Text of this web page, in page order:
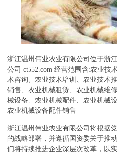
浙江温州伟业农业有限公司位于浙
公司 ct552.com 经营范围含:农业技
术咨询、农业技术培训、农业技术
销售、农业机械租赁、农业机械维
械设备、农业机械配件、农业机械
农业机械设备配件销售
浙江温州伟业农业有限公司将根据
的战略部署，并遵循国资委关于推
们将持续推进企业深层次改革，以